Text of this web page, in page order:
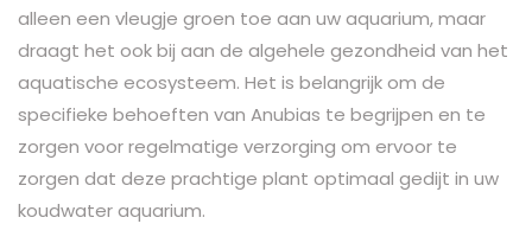
alleen een vleugje groen toe aan uw aquarium, maar
draagt het ook bij aan de algehele gezondheid van het
aquatische ecosysteem. Het is belangrijk om de
specifieke behoeften van Anubias te begrijpen en te
zorgen voor regelmatige verzorging om ervoor te
zorgen dat deze prachtige plant optimaal gedijt in uw
koudwater aquarium.